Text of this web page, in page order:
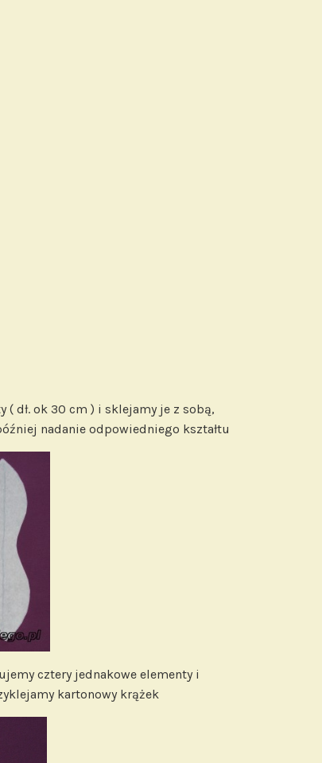
( dł. ok 30 cm ) i sklejamy je z sobą,
nadanie odpowiedniego kształtu
cztery jednakowe elementy i
kartonowy krążek